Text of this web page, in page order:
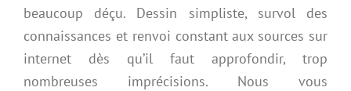
beaucoup déçu. Dessin simpliste, survol des
connaissances et renvoi constant aux sources sur
internet dès qu’il faut approfondir, trop
nombreuses imprécisions. Nous vous